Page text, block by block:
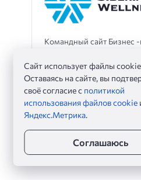
Командный сайт Бизнес
Телеграмм -помощник -
Командный сайт партнеров
Командный сайт
Сайт использует файлы
Оставаясь на сайте, вы
своё согласие с политикой
использования файлов cookie
Яндекс.Метрика.
Соглашаюсь